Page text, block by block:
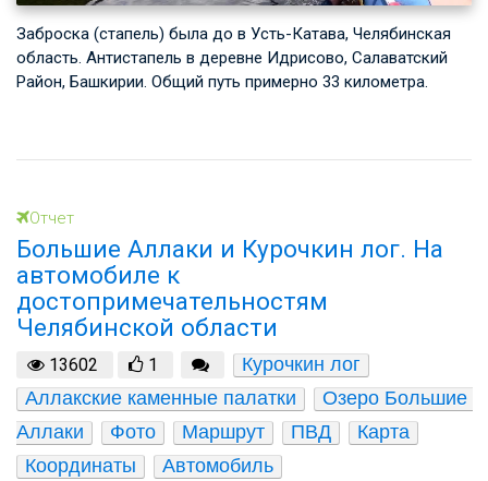
Заброска (стапель) была до в Усть-Катава, Челябинская
область. Антистапель в деревне Идрисово, Салаватский
Район, Башкирии. Общий путь примерно 33 километра.
Отчет
Большие Аллаки и Курочкин лог. На
автомобиле к
достопримечательностям
Челябинской области
13602 1
Курочкин лог
Аллакские каменные палатки
Озеро Большие
Аллаки
Фото Маршрут ПВД
Карта
Координаты
Автомобиль